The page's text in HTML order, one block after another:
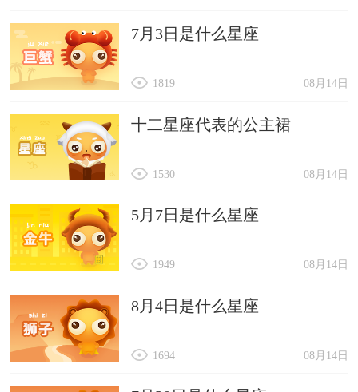
7月3日是什么星座
08月14日
1819
十二星座代表的公主裙
08月14日
1530
5月7日是什么星座
08月14日
1949
8月4日是什么星座
08月14日
1694